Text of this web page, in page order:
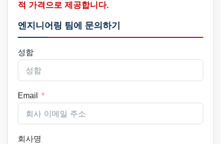
적 가격으로 제공합니다.
엔지니어링 팀에 문의하기
성함
Email
회사명